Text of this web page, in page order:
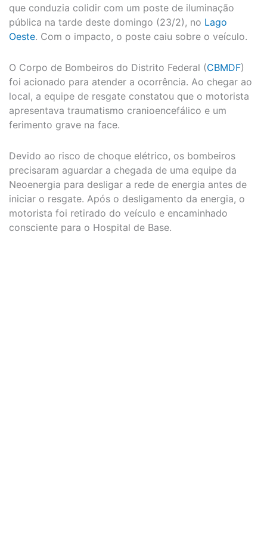
que conduzia colidir com um poste de iluminação
pública na tarde deste domingo (23/2), no Lago
Oeste. Com o impacto, o poste caiu sobre o veículo.
O Corpo de Bombeiros do Distrito Federal (CBMDF)
foi acionado para atender a ocorrência. Ao chegar ao
local, a equipe de resgate constatou que o motorista
apresentava traumatismo cranioencefálico e um
ferimento grave na face.
Devido ao risco de choque elétrico, os bombeiros
precisaram aguardar a chegada de uma equipe da
Neoenergia para desligar a rede de energia antes de
iniciar o resgate. Após o desligamento da energia, o
motorista foi retirado do veículo e encaminhado
consciente para o Hospital de Base.